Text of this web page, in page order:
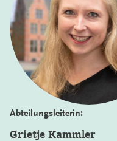
Abteilungsleiterin:
Grietje Kammler